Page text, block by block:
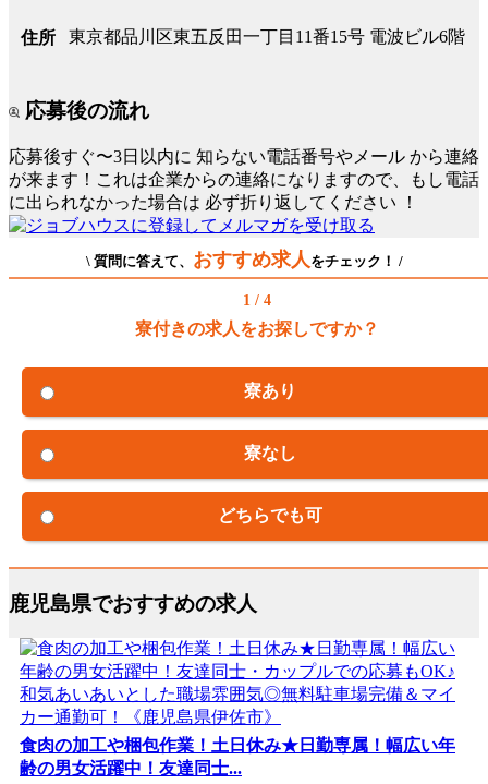
住所 東京都品川区東五反田一丁目11番15号 電波ビル6階
応募後の流れ
応募後すぐ〜3日以内に 知らない電話番号やメール から連絡
が来ます！これは企業からの連絡になりますので、もし電話
に出られなかった場合は 必ず折り返してください ！
\ 質問に答えて、 おすすめ求人 をチェック！ /
1 / 4
寮付きの求人をお探しですか？
寮あり
寮なし
どちらでも可
鹿児島県でおすすめの求人
食肉の加工や梱包作業！土日休み★日勤専属！幅広い年
齢の男女活躍中！友達同士...